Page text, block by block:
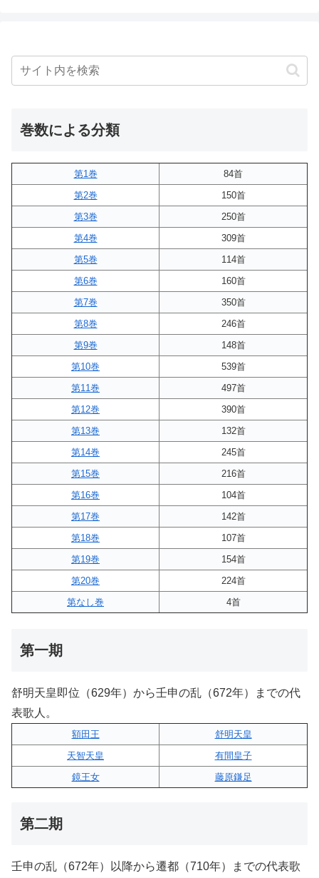
巻数による分類
第1巻
84首
第2巻
150首
第3巻
250首
第4巻
309首
第5巻
114首
第6巻
160首
第7巻
350首
第8巻
246首
第9巻
148首
第10巻
539首
第11巻
497首
第12巻
390首
第13巻
132首
第14巻
245首
第15巻
216首
第16巻
104首
第17巻
142首
第18巻
107首
第19巻
154首
第20巻
224首
第なし巻
4首
第一期
舒明天皇即位（629年）から壬申の乱（672年）までの代
表歌人。
額田王
舒明天皇
天智天皇
有間皇子
鏡王女
藤原鎌足
第二期
壬申の乱（672年）以降から遷都（710年）までの代表歌